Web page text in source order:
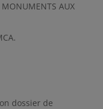
MONUMENTS AUX
dossier de